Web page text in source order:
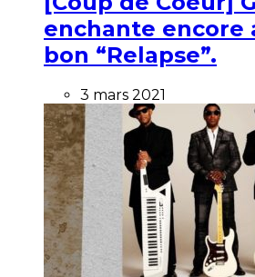
enchante encore
bon “Relapse”.
3 mars 2021